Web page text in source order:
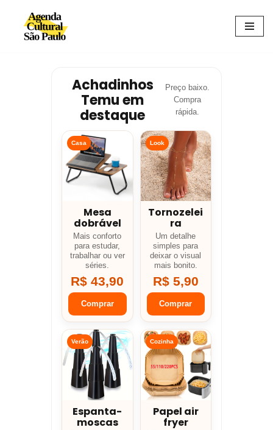
Avançar
Achadinhos
Temu em
destaque
Preço baixo.
Compra
rápida.
Casa
Mesa
dobrável
Mais conforto
para estudar,
trabalhar ou ver
séries.
R$ 43,90
Comprar
Look
Tornozelei
ra
Um detalhe
simples para
deixar o visual
mais bonito.
R$ 5,90
Comprar
Verão
Espanta-
moscas
Cozinha
Papel air
fryer